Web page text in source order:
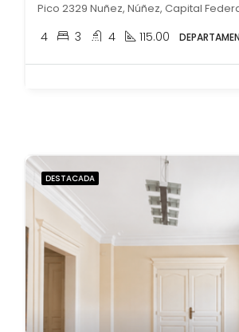
Pico 2329 Nuñez, Núñez, Capital
4 3 4 115.00
DESTACADA